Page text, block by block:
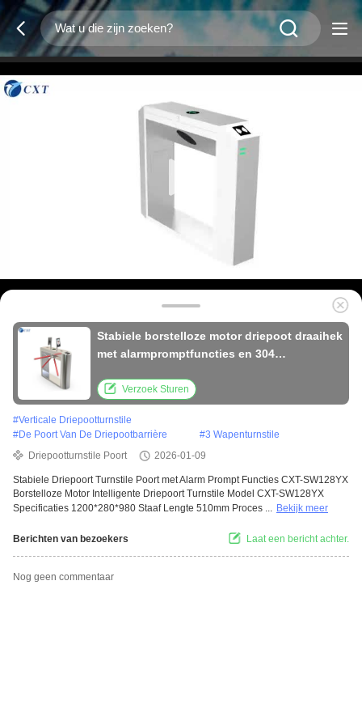
Stabiele borstelloze motor driepoot draaihek
met alarmpromptfuncties en 304
Verzoek Sturen
#Verticale Driepootturnstile
#De Poort Van De Driepootbarrière #3 Wapenturnstile
Driepootturnstile Poort
2026-01-09
Stabiele Driepoort Turnstile Poort met Alarm Prompt Functies CXT-SW128YX
Borstelloze Motor Intelligente Driepoort Turnstile Model CXT-SW128YX
Specificaties 1200*280*980 Staaf Lengte 510mm Proces ... Bekijk meer
Berichten van bezoekers Laat een bericht achter.
Nog geen commentaar